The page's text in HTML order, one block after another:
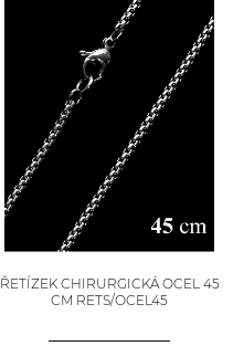
ŘETÍZEK CHIRURGICKÁ OCEL 45
CM RETS/OCEL45